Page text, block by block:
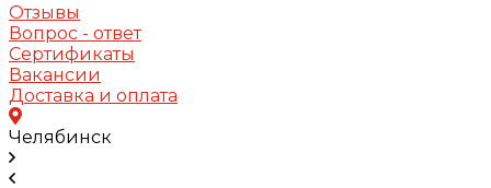
Отзывы
Вопрос - ответ
Сертификаты
Вакансии
Доставка и оплата
Челябинск